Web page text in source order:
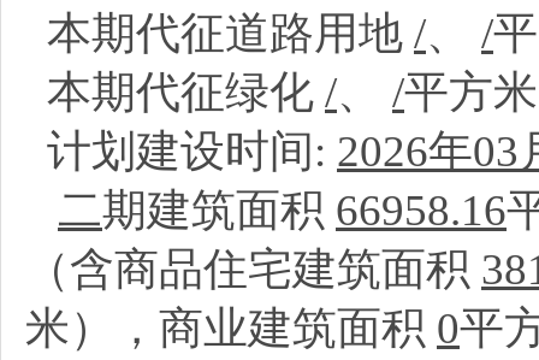
本期代征道路用地 /、 /
本期代征绿化 /、 /平方
计划建设时间: 2026年03
二期建筑面积 66958.16
（含商品住宅建筑面积
米），商业建筑面积 0平